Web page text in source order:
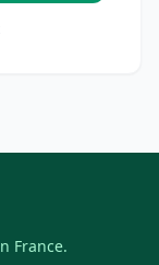
France.